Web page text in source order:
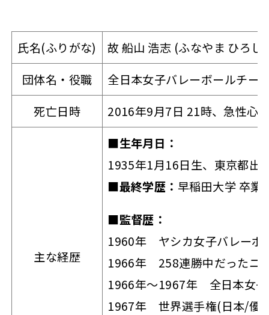
氏名(ふりがな)
故 船山 浩志 (ふなやま ひろ
団体名・役職
全日本女子バレーボールチー
死亡日時
2016年9月7日 21時、急性心
主な経歴
■生年月日：
1935年1月16日生、東京都出
■最終学歴： 早稲田大学 卒業
■監督歴：
1960年 ヤシカ女子バレーボ
1966年 258連勝中だったニ
1966年～1967年 全日本女子
1967年 世界選手権(日本/優